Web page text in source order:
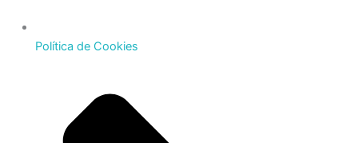
Política de Cookies